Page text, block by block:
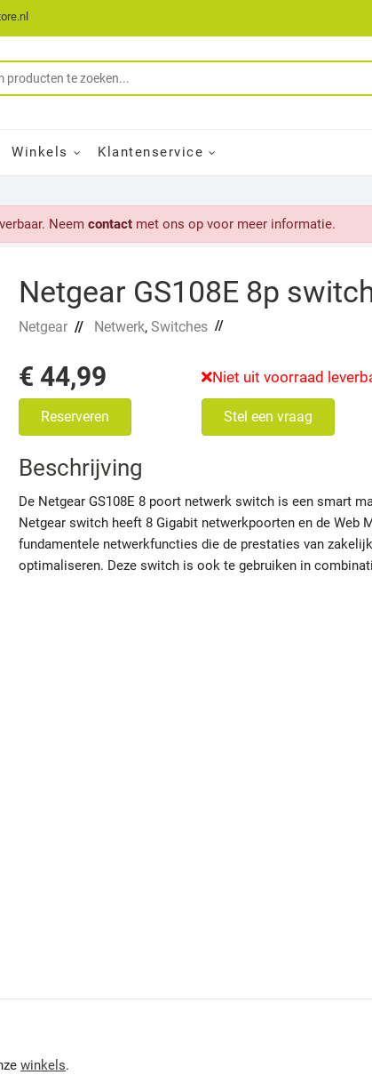
Winkels Klantenservice
Neem contactmet ons op voor meer informatie.
Netgear GS108E 8p
Netgear// Netwerk, Switches//
€ 44,99 Niet uit voorraad
Reserveren Stel een vraag
Beschrijving
De Netgear GS108E 8 poort netwerk switch is een smart
Netgear switch heeft 8 Gigabit netwerkpoorten en de Web
fundamentele netwerkfuncties die de prestaties van
optimaliseren. Deze switch is ook te gebruiken in
winkels.